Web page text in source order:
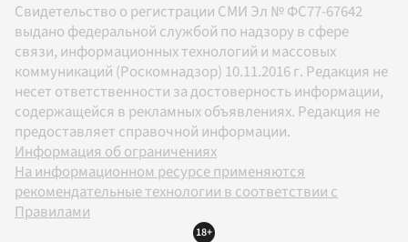
Свидетельство о регистрации СМИ Эл № ФС77-67642
выдано федеральной службой по надзору в сфере
связи, информационных технологий и массовых
коммуникаций (Роскомнадзор) 10.11.2016 г. Редакция не
несет ответственности за достоверность информации,
содержащейся в рекламных объявлениях. Редакция не
предоставляет справочной информации.
Информация об ограничениях
На информационном ресурсе применяются
рекомендательные технологии в соответствии с
Правилами
18+